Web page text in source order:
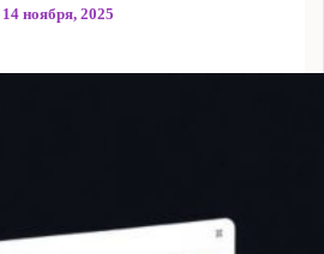
14 ноября, 2025